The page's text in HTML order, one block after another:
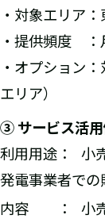
・対象エリア
・提供頻度 ：
・オプション
エリア）
③ サービス活
利用用途： 小
発電事業者で
内容 ： 小売